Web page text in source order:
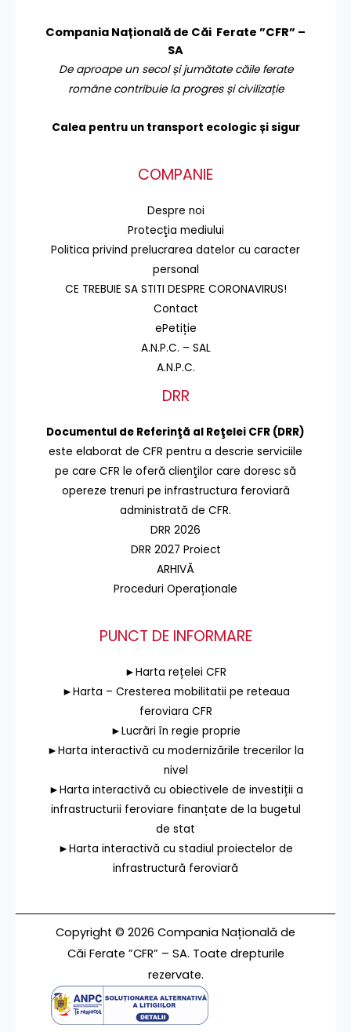
Compania Națională de Căi Ferate ”CFR” –
SA
De aproape un secol și jumătate căile ferate
române contribuie la progres și civilizație
Calea pentru un transport ecologic și sigur
COMPANIE
Despre noi
Protecţia mediului
Politica privind prelucrarea datelor cu caracter
personal
CE TREBUIE SA STITI DESPRE CORONAVIRUS!
Contact
ePetiție
A.N.P.C. – SAL
A.N.P.C.
DRR
Documentul de Referinţă al Reţelei CFR (DRR)
este elaborat de CFR pentru a descrie serviciile
pe care CFR le oferă clienţilor care doresc să
opereze trenuri pe infrastructura feroviară
administrată de CFR.
DRR 2026
DRR 2027 Proiect
ARHIVĂ
Proceduri Operaționale
PUNCT DE INFORMARE
►Harta rețelei CFR
►Harta – Cresterea mobilitatii pe reteaua
feroviara CFR
►Lucrări în regie proprie
►Harta interactivă cu modernizările trecerilor la
nivel
►Harta interactivă cu obiectivele de investiții a
infrastructurii feroviare finanțate de la bugetul
de stat
►Harta interactivă cu stadiul proiectelor de
infrastructură feroviară
Copyright © 2026 Compania Națională de
Căi Ferate ”CFR” – SA. Toate drepturile
rezervate.